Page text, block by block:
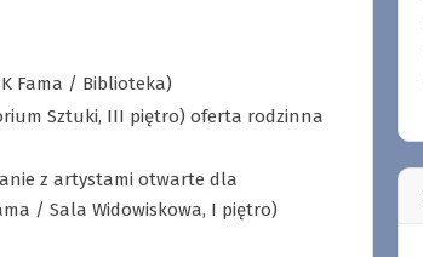
Fama / Biblioteka)
Sztuki, III piętro) oferta rodzinna
z artystami otwarte dla
/ Sala Widowiskowa, I piętro)